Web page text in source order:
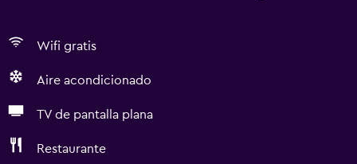
Wifi gratis
Aire acondicionado
TV de pantalla plana
Restaurante